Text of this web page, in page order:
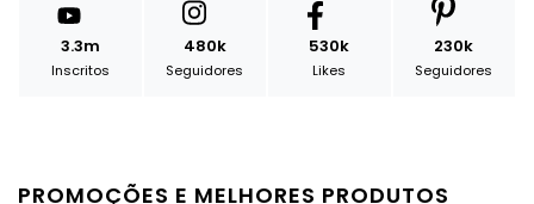
3.3m
Inscritos
480k
Seguidores
530k
Likes
230k
Seguidores
PROMOÇÕES E MELHORES PRODUTOS